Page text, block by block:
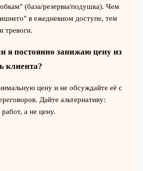
(база/резервы/подушка). Чем
в ежедневном доступе, тем
тревоги.
я постоянно занижаю цену из
клиента?
цену и не обсуждайте её с
Дайте альтернативу:
а не цену.